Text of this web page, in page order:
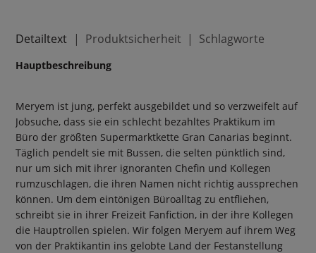
Detailtext Produktsicherheit Schlagworte
Hauptbeschreibung
Meryem ist jung, perfekt ausgebildet und so verzweifelt auf
Jobsuche, dass sie ein schlecht bezahltes Praktikum im
Büro der größten Supermarktkette Gran Canarias beginnt.
Täglich pendelt sie mit Bussen, die selten pünktlich sind,
nur um sich mit ihrer ignoranten Chefin und Kollegen
rumzuschlagen, die ihren Namen nicht richtig aussprechen
können. Um dem eintönigen Büroalltag zu entfliehen,
schreibt sie in ihrer Freizeit Fanfiction, in der ihre Kollegen
die Hauptrollen spielen. Wir folgen Meryem auf ihrem Weg
von der Praktikantin ins gelobte Land der Festanstellung